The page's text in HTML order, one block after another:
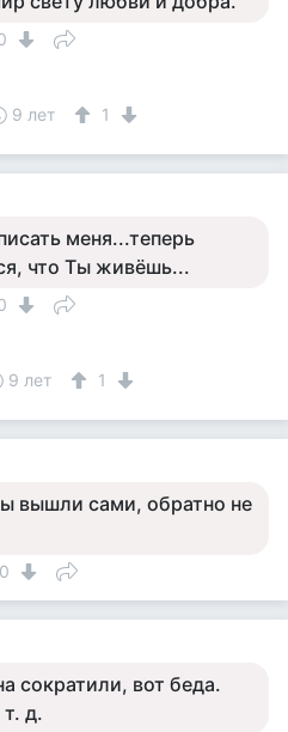
9 лет 1
меня...теперь
что Ты живёшь...
9 лет 1
вышли сами, обратно не
0
сократили, вот беда.
д.